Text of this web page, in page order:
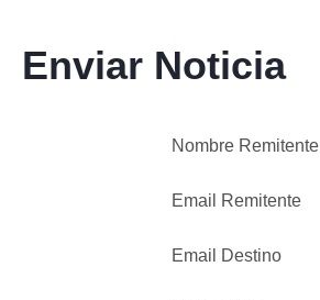
Enviar Noticia
Nombre Remitente
Email Remitente
Email Destino